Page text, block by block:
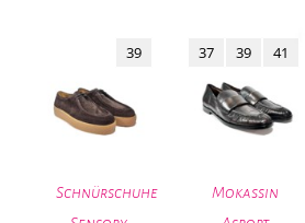
Schnürschuhe
39
Mokassin
37 39 41